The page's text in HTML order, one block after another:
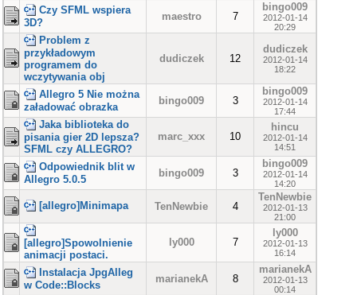
Czy SFML wspiera
3D?
maestro 7
bingo009
2012-01-14
20:29
Problem z
przykładowym
programem do
wczytywania obj
dudiczek 12
dudiczek
2012-01-14
18:22
Allegro 5 Nie można
załadować obrazka
bingo009 3
bingo009
2012-01-14
17:44
Jaka biblioteka do
pisania gier 2D lepsza?
SFML czy ALLEGRO?
marc_xxx 10
hincu
2012-01-14
14:51
Odpowiednik blit w
Allegro 5.0.5
bingo009 3
bingo009
2012-01-14
14:20
[allegro]Minimapa TenNewbie 4
TenNewbie
2012-01-13
21:00
[allegro]Spowolnienie
animacji postaci.
ly000 7
ly000
2012-01-13
16:14
Instalacja JpgAlleg
w Code::Blocks
marianekA 8
marianekA
2012-01-13
00:14